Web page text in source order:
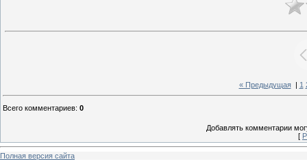
« Предыдущая| 1
Всего комментариев: 0
Добавлять комментарии
[
Полная версия сайта